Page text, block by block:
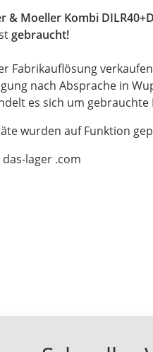
& Moeller Kombi
gebraucht!
Fabrikauflösung
nach Absprache in
es sich um
wurden auf Funktion
lager .com